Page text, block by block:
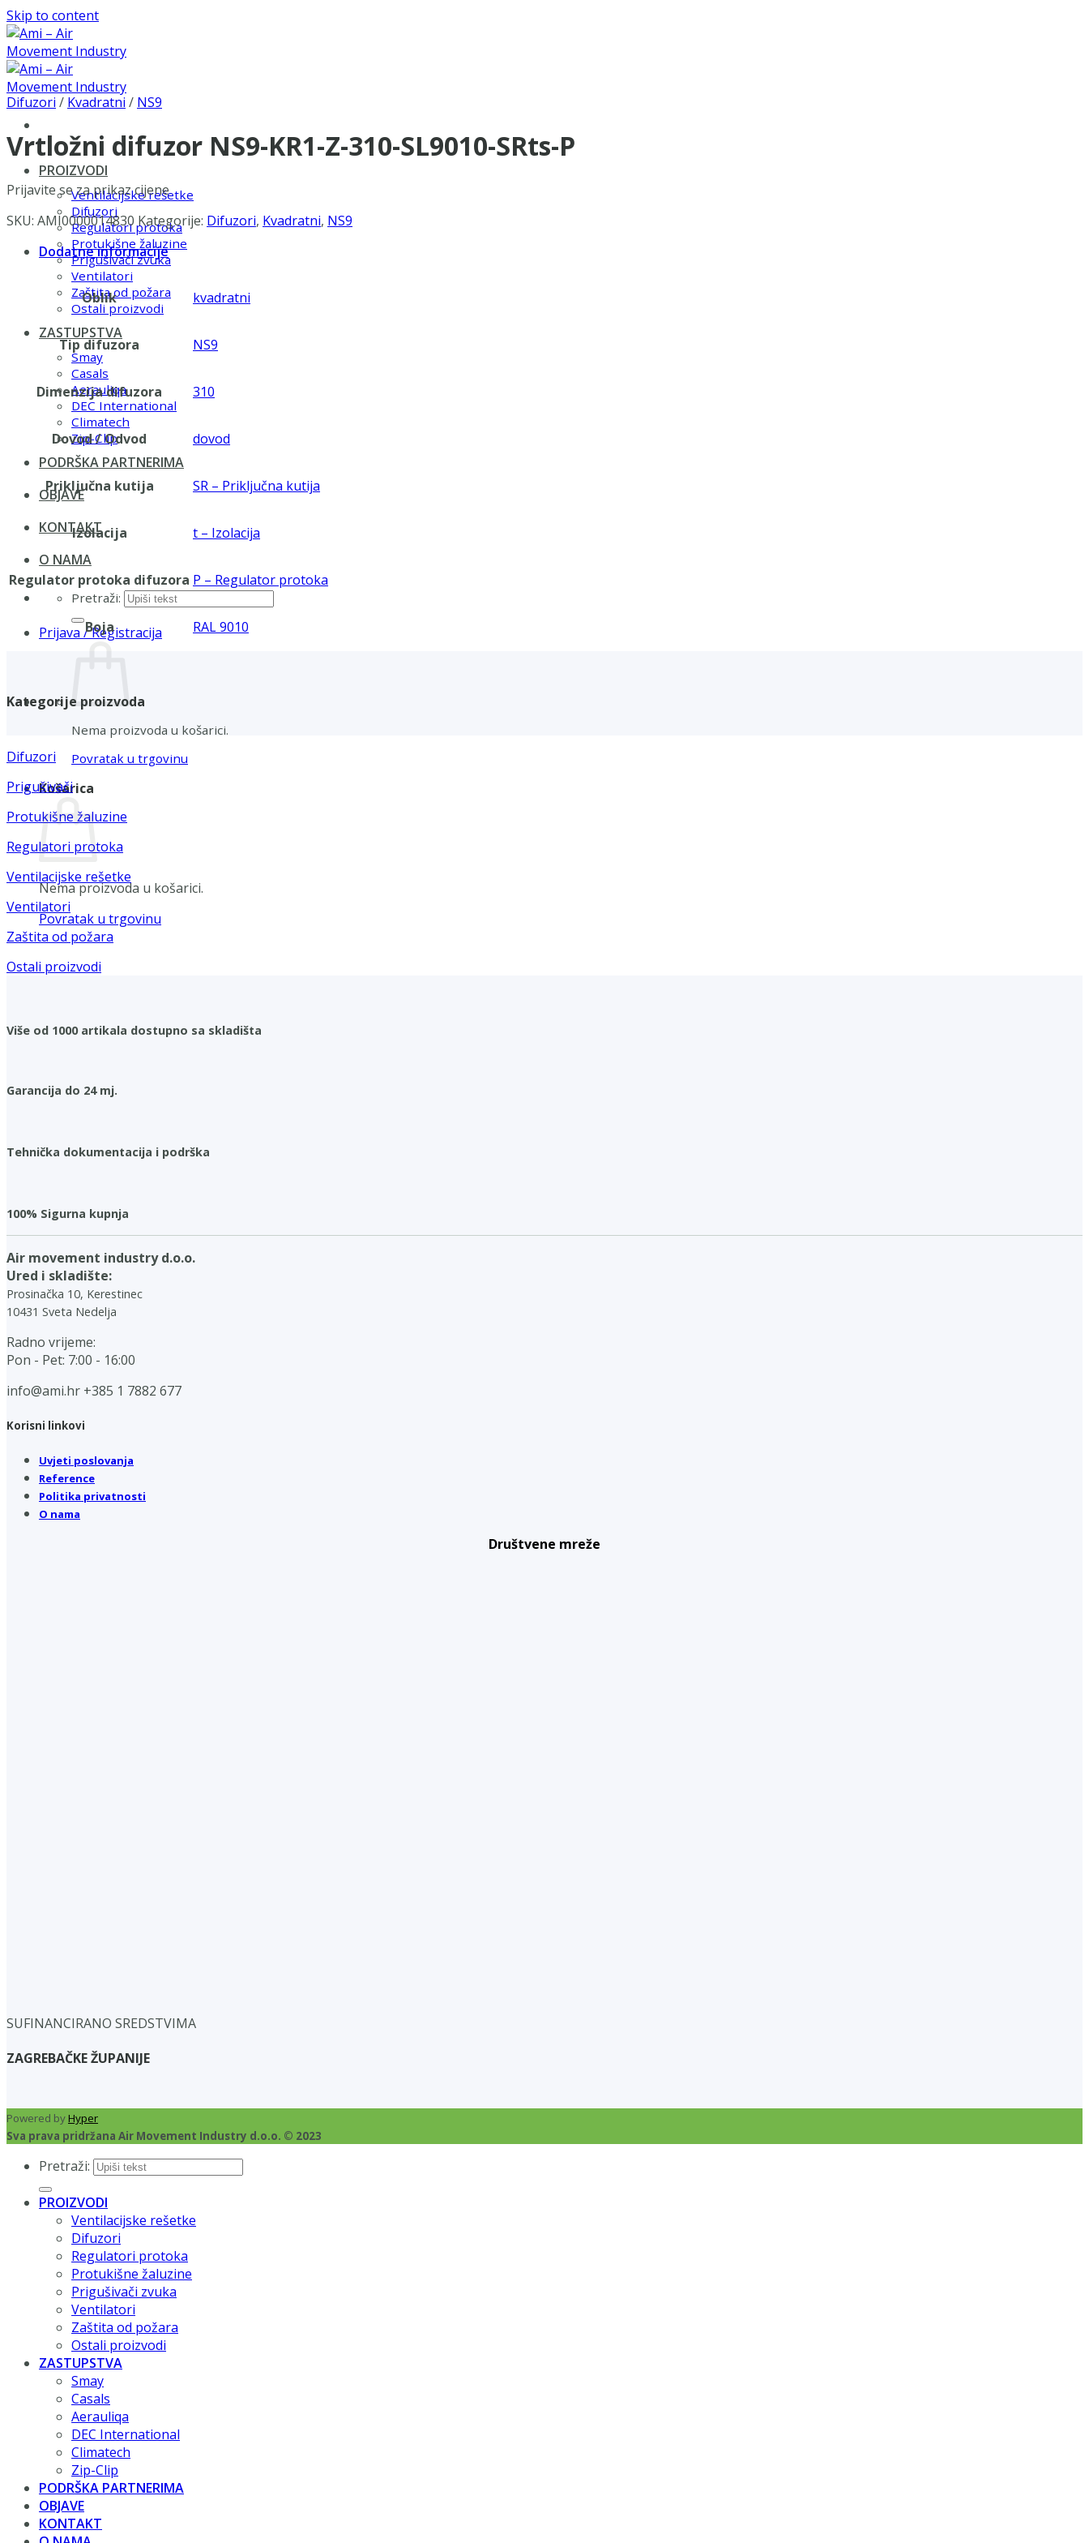
Skip to content
PROIZVODI
Ventilacijske rešetke
Difuzori
Regulatori protoka
Protukišne žaluzine
Prigušivači zvuka
Ventilatori
Zaštita od požara
Ostali proizvodi
ZASTUPSTVA
Smay
Casals
Aerauliqa
DEC International
Climatech
Zip-Clip
PODRŠKA PARTNERIMA
OBJAVE
KONTAKT
O NAMA
Pretraži:
Prijava / Registracija
Nema proizvoda u košarici.
Povratak u trgovinu
Košarica
Nema proizvoda u košarici.
Povratak u trgovinu
Difuzori / Kvadratni / NS9
Vrtložni difuzor NS9-KR1-Z-310-SL9010-SRts-P
Prijavite se za prikaz cijene
SKU: AMI0000014830 Kategorije: Difuzori, Kvadratni, NS9
Dodatne informacije
Oblik kvadratni
Tip difuzora NS9
Dimenzija difuzora 310
Dovod / Odvod dovod
Priključna kutija SR – Priključna kutija
Izolacija t – Izolacija
Regulator protoka difuzora P – Regulator protoka
Boja RAL 9010
Kategorije proizvoda
Difuzori
Prigušivači
Protukišne žaluzine
Regulatori protoka
Ventilacijske rešetke
Ventilatori
Zaštita od požara
Ostali proizvodi
Više od 1000 artikala dostupno sa skladišta
Garancija do 24 mj.
Tehnička dokumentacija i podrška
100% Sigurna kupnja
Air movement industry d.o.o.
Ured i skladište:
Prosinačka 10, Kerestinec
10431 Sveta Nedelja
Radno vrijeme:
Pon - Pet: 7:00 - 16:00
info@ami.hr +385 1 7882 677
Korisni linkovi
Uvjeti poslovanja
Reference
Politika privatnosti
O nama
Društvene mreže
SUFINANCIRANO SREDSTVIMA
ZAGREBAČKE ŽUPANIJE
Powered byHyper
Sva prava pridržana Air Movement Industry d.o.o. © 2023
Pretraži:
PROIZVODI
Ventilacijske rešetke
Difuzori
Regulatori protoka
Protukišne žaluzine
Prigušivači zvuka
Ventilatori
Zaštita od požara
Ostali proizvodi
ZASTUPSTVA
Smay
Casals
Aerauliqa
DEC International
Climatech
Zip-Clip
PODRŠKA PARTNERIMA
OBJAVE
KONTAKT